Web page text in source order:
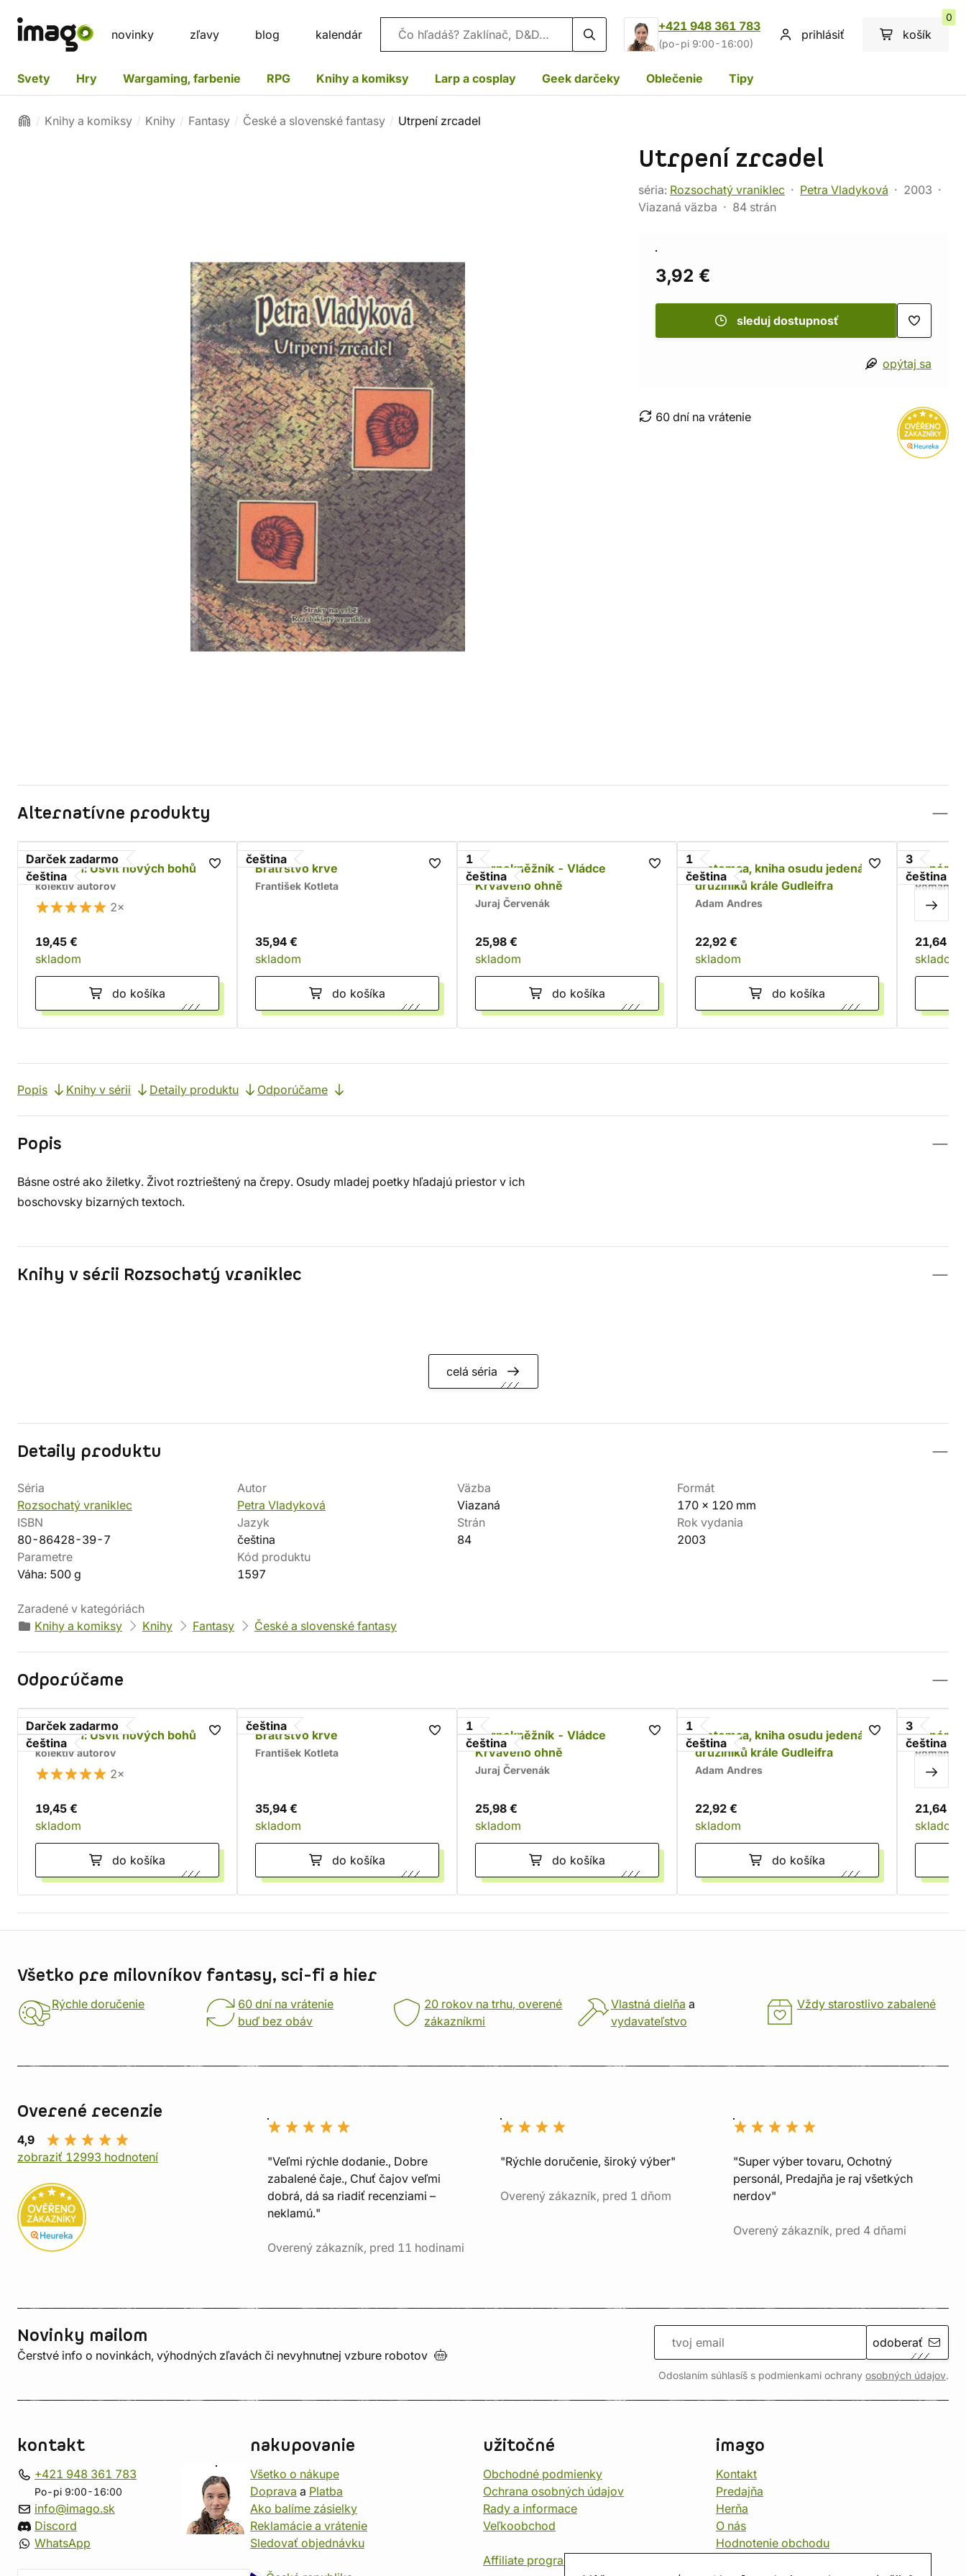
novinky zľavy blog kalendár Vyhľadávanie
+421 948 361 783
(po-pi 9:00-16:00)
prihlásiť košík
0
Svety Hry Wargaming, farbenie RPG Knihy a komiksy Larp a cosplay Geek darčeky Oblečenie Tipy
Knihy a komiksy Knihy Fantasy České a slovenské fantasy Utrpení zrcadel
Utrpení zrcadel
séria: Rozsochatý vraniklec Petra Vladyková
2003
Viazaná väzba
84 strán
3,92 €
sleduj dostupnosť
opýtaj sa
60 dní na vrátenie
Alternatívne produkty
Darček zadarmo
čeština
Asterion: Úsvit nových bohů
kolektív autorov
2×
19,45 €
skladom
do košíka
čeština
Bratrstvo krve
František Kotleta
35,94 €
skladom
do košíka
1
čeština
Černokněžník - Vládce
Krvavého ohně
Juraj Červenák
25,98 €
skladom
do košíka
1
čeština
Wetemaa, kniha osudu jedenácti
družiníků krále Gudleifra
Adam Andres
22,92 €
skladom
do košíka
3
čeština
Roman
21,64 €
skladom
Popis Knihy v sérii Detaily produktu Odporúčame
Popis
Básne ostré ako žiletky. Život roztrieštený na črepy. Osudy mladej poetky hľadajú priestor v ich
boschovsky bizarných textoch.
Knihy v sérii Rozsochatý vraniklec
celá séria
Detaily produktu
Séria
Rozsochatý vraniklec
Autor
Petra Vladyková
Väzba
Viazaná
Formát
170 x 120 mm
ISBN
80-86428-39-7
Jazyk
čeština
Strán
84
Rok vydania
2003
Parametre
Váha: 500 g
Kód produktu
1597
Zaradené v kategóriách
Knihy a komiksy
Knihy Fantasy České a slovenské fantasy
Odporúčame
Darček zadarmo
čeština
Asterion: Úsvit nových bohů
kolektív autorov
2×
19,45 €
skladom
do košíka
čeština
Bratrstvo krve
František Kotleta
35,94 €
skladom
do košíka
1
čeština
Černokněžník - Vládce
Krvavého ohně
Juraj Červenák
25,98 €
skladom
do košíka
1
čeština
Wetemaa, kniha osudu jedenácti
družiníků krále Gudleifra
Adam Andres
22,92 €
skladom
do košíka
3
čeština
Roman
21,64 €
skladom
Všetko pre milovníkov fantasy, sci-fi a hier
Rýchle doručenie
60 dní na vrátenie
buď bez obáv
20 rokov na trhu, overené
zákazníkmi
Vlastná dielňa a
vydavateľstvo
Vždy starostlivo zabalené
Overené recenzie
4,9
zobraziť 12993 hodnotení
"Veľmi rýchle dodanie., Dobre
zabalené čaje., Chuť čajov veľmi
dobrá, dá sa riadiť recenziami –
neklamú."
Overený zákazník, pred 11 hodinami
"Rýchle doručenie, široký výber"
Overený zákazník, pred 1 dňom
"Super výber tovaru, Ochotný
personál, Predajňa je raj všetkých
nerdov"
Overený zákazník, pred 4 dňami
Novinky mailom
Čerstvé info o novinkách, výhodných zľavách či nevyhnutnej vzbure robotov
odoberať
Odoslaním súhlasíš s podmienkami ochrany osobných údajov.
kontakt
+421 948 361 783
Po-pi 9:00-16:00
info@imago.sk
Discord
WhatsApp
nakupovanie
Všetko o nákupe
Doprava a Platba
Ako balíme zásielky
Reklamácie a vrátenie
Sledovať objednávku
užitočné
Obchodné podmienky
Ochrana osobných údajov
Rady a informace
Veľkoobchod
Affiliate program
imago
Kontakt
Predajňa
Herňa
O nás
Hodnotenie obchodu